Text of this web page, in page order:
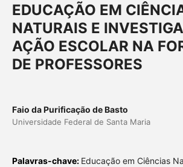
EDUCAÇÃO EM
NATURAIS E
AÇÃO ESCOLAR NA
DE PROFESSORES
Faio da Purificação de Basto
Universidade Federal de Santa Maria
Palavras-chave: Educação em Ciências